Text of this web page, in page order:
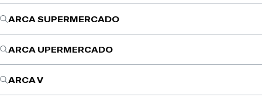
ARCA SUPERMERCADO
ARCA UPERMERCADO
ARCA V